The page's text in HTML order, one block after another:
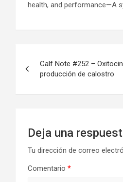
health, and performance—A
de
entradas
Calf Note #252 –
producción de calostro
Deja una
Tu dirección de correo
Comentario *